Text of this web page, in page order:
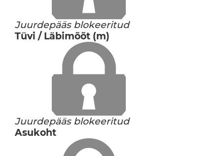
Juurdepääs blokeeritud
Tüvi / Läbimõõt (m)
Juurdepääs blokeeritud
Asukoht